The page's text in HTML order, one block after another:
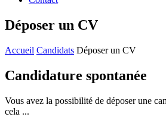
Déposer un CV
Accueil Candidats Déposer un CV
Candidature spontanée
Vous avez la possibilité de déposer une
cela ...